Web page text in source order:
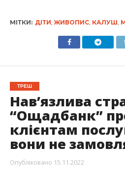
МІТКИ: ДІТИ, ЖИВОПИС, КАЛУШ,
ТРЕШ
Нав’язлива
“Ощадбанк”
клієнтам
вони не
Опубліковано 15.11.2022